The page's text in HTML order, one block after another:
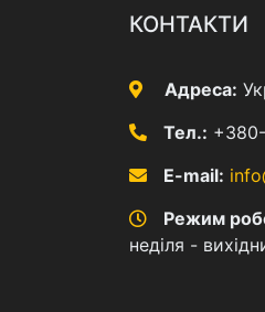
КОНТАКТИ
Адреса:
Тел.:
E-mail:
Режим
неділя -